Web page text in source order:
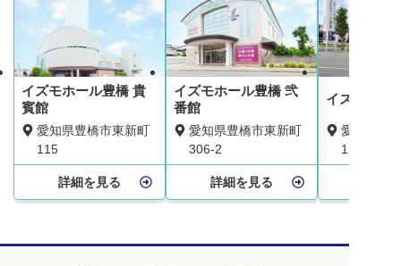
イズモホール豊橋 貴
賓館
愛知県豊橋市東新町
115
詳細を見る
イズモホール豊橋 弐
番館
愛知県豊橋市東新町
306-2
詳細を見る
イズモホー
愛知県豊
12-3